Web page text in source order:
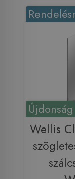
Újdonság
Wellis